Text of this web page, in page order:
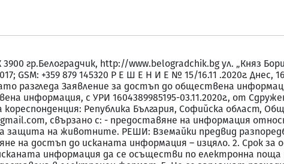
гр.Белоградчик, http://www.belogradchik.bg ул. „Княз
GSM: +359 879 145320 Р Е Ш Е Н И Е № 15/16.11 .2020г. Днес,
разгледа Заявление за достъп до обществена
информация, с УРИ 1604389985195-03.11.2020г., от
Република България, Софийска област,
свързано с: - предоставяне на информация
защита на животните. РЕШИ: Вземайки предвид
на достъп до исканата информация – изцяло. 2. Срок за
информация да се осъществи по електронна